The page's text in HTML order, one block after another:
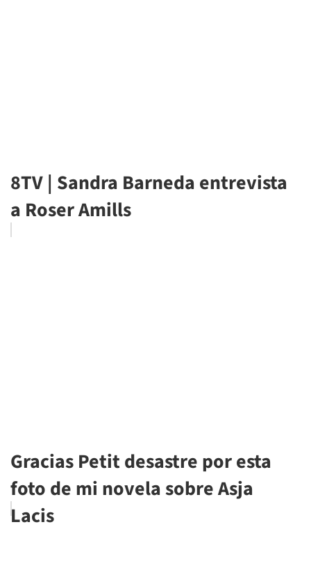
8TV | Sandra Barneda entrevista
a Roser Amills
Gracias Petit desastre por esta
foto de mi novela sobre Asja
Lacis